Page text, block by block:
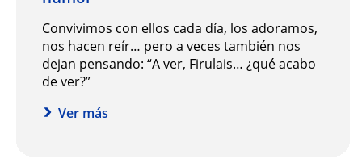
Convivimos con ellos cada día, los adoramos,
nos hacen reír… pero a veces también nos
dejan pensando: “A ver, Firulais… ¿qué acabo
de ver?”
Ver más